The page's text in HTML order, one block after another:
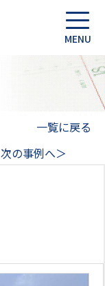
一覧に戻る
次の事例へ＞